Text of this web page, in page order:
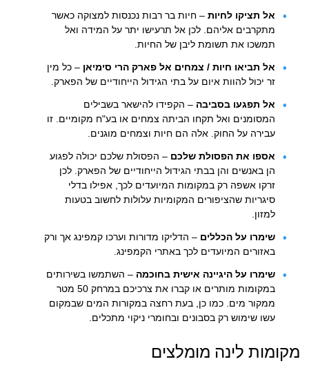
אל תציקו לחיות– חיות בר רבות נכנסות למצוקה כאשר
מתקרבים אליהם. לכן אל תרעישו יתר על המידה ואל
תמשכו את תשומת ליבן של החיות.
אל תביאו חיות / צמחים אל פארק הרי סימיאן – כל מין
זר יכול להוות איום על בתי הגידול הייחודיים של הפארק.
אל תפגעו בסביבה – הקפידו להישאר בשבילים
המסומנים ואל תקחו הביתה צמחים או בע"ח מקומיים. זו
עבירה על החוק. אלה הם חיות וצמחים מוגנים.
אספו את הפסולת שלכם – הפסולת שלכם יכולה לפגוע
הן באנשים והן בבתי הגידול הייחודיים של הפארק. לכן
זרקו אשפה רק במקומות המיועדים לכך, אפילו בדלי
סיגריות שהציפורים המקומיות עלולות לחשוב בטעות
למזון.
שימרו על הכללים – הדליקו מדורות וערכו קמפינג אך ורק
באזורים המיועדים לכך באתרי הקמפינג.
שימרו על היגיינה אישית בחוכמה – השתמשו בשירותים
במקומות מותרים או קברו את צרכיכם במרחק 50 מטר
ממקור מים. כמו כן, בעת רחצה במקורות המים שבמקום
עשו שימוש רק בסבונים ובחומרי ניקוי מתכלים.
מקומות לינה מומלצים